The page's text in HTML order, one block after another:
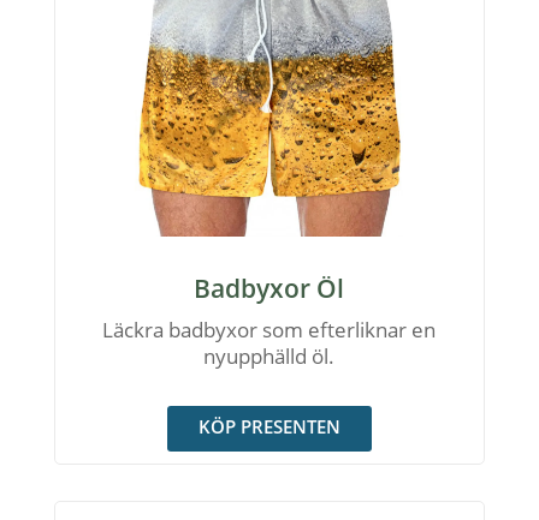
Badbyxor Öl
Läckra badbyxor som efterliknar en
nyupphälld öl.
KÖP PRESENTEN